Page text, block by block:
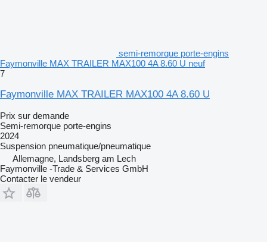
semi-remorque porte-engins
Faymonville MAX TRAILER MAX100 4A 8.60 U neuf
7
Faymonville MAX TRAILER MAX100 4A 8.60 U
Prix sur demande
Semi-remorque porte-engins
2024
Suspension pneumatique/pneumatique
Allemagne, Landsberg am Lech
Faymonville -Trade & Services GmbH
Contacter le vendeur